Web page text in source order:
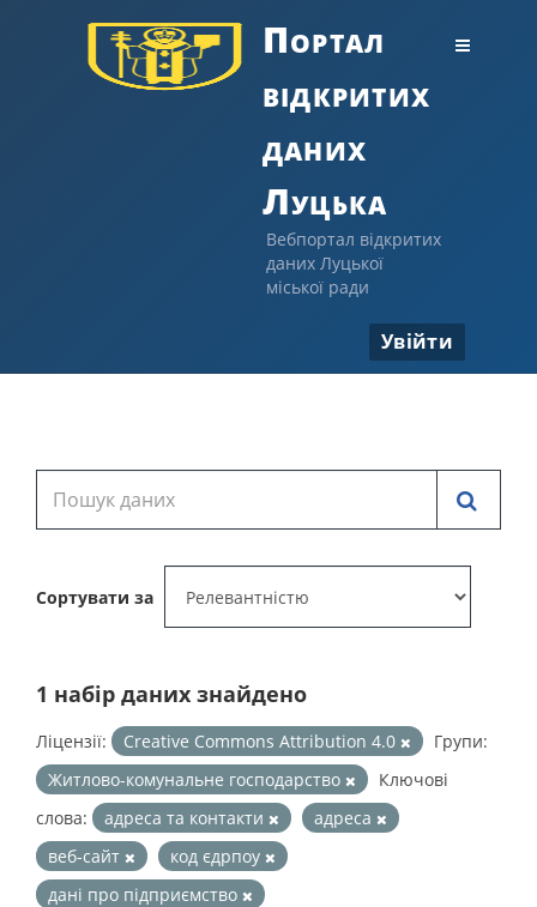
Портал
відкритих
даних
Луцька
Вебпортал відкритих
даних Луцької
міської ради
Увійти
Сортувати за
1 набір даних знайдено
Ліцензії: Creative Commons Attribution 4.0
Групи:
Житлово-комунальне господарство
Ключові
слова:
адреса та контакти
адреса
веб-сайт
код єдрпоу
дані про підприємство